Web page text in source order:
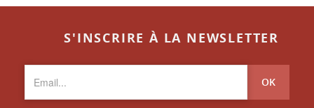
S'INSCRIRE À LA NEWSLETTER
OK